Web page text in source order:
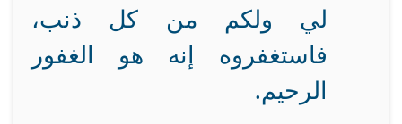
لي ولكم من كل ذنب،
فاستغفروه إنه هو الغفور
الرحيم.